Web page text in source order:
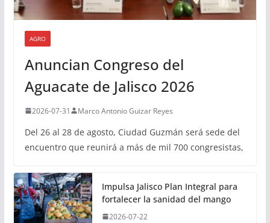
AGRO
Anuncian Congreso del
Aguacate de Jalisco 2026
2026-07-31 Marco Antonio Guizar Reyes
Del 26 al 28 de agosto, Ciudad Guzmán será sede del
encuentro que reunirá a más de mil 700 congresistas,
Impulsa Jalisco Plan Integral para
fortalecer la sanidad del mango
2026-07-22